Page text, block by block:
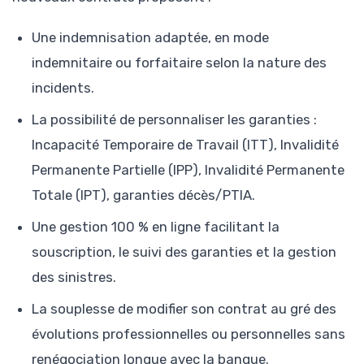
Une indemnisation adaptée, en mode
indemnitaire ou forfaitaire selon la nature des
incidents.
La possibilité de personnaliser les garanties :
Incapacité Temporaire de Travail (ITT), Invalidité
Permanente Partielle (IPP), Invalidité Permanente
Totale (IPT), garanties décès/PTIA.
Une gestion 100 % en ligne facilitant la
souscription, le suivi des garanties et la gestion
des sinistres.
La souplesse de modifier son contrat au gré des
évolutions professionnelles ou personnelles sans
renégociation longue avec la banque.